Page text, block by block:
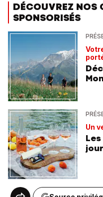
DÉCOUVREZ NOS
SPONSORISÉS
Un